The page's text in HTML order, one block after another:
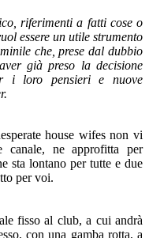
riferimenti a fatti cose o
essere un utile strumento
che, prese dal dubbio
già preso la decisione
i loro pensieri e nuove
house wifes non vi
canale, ne approfitta per
sta lontano per tutte e due
per voi.
fisso al club, a cui andrà
con una gamba rotta, a